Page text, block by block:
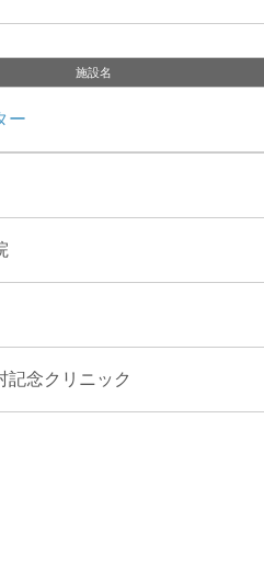
施設名
ー
念クリニック